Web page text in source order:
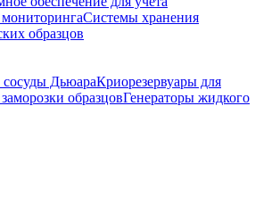
Системы хранения
образцов
ДьюараКриорезервуары для
образцовГенераторы жидкого